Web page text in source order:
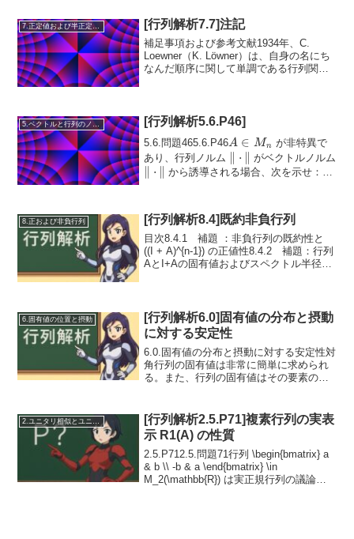
7.正定値および半正定値行列 [行列解析7.7]注記
補足事項および参考文献1934年、C.
Loewner（K. Löwner）は、自身の名にち
なんだ順序に関して単調である行列関数
5.ベクトルと行列のノルム [行列解析5.6.P46]
5.6.問題465.6.P46A
\in
M_n
A ∈ Mn が非特異で
あり、行列ノルム
\cdot
⋅ がベクトルノルム
\|\cdot\|
⋅
から誘導される場合、次を示せ：
8.正および非負行列 [行列解析8.4]既約非負行列
目次8.4.1 補題 ：非負行列の既約性と
((I + A)^{n-1}) の正値性8.4.2 補題：行列
AとI+Aの固有値およびスペクトル半径の
6.固有値の位置と摂動
[行列解析6.0]固有値の分布と摂動
に対する安定性
6.0.固有値の分布と摂動に対する安定性対
角行列の固有値は非常に簡単に求められ
る。また、行列の固有値はその要素の連
主対角成分に比べて小さい場合に、固有
値について有用な情...
2.ユニタリ相似とユニタリ同値
[行列解析2.5.P71]複素行列の実表
示 R1(A) の性質
2.5.P712.5.問題71行列 \begin{bmatrix} a
& b \\ -b & a \end{bmatrix} \in
M_2(\mathbb{R}) は実正規行列の議論に